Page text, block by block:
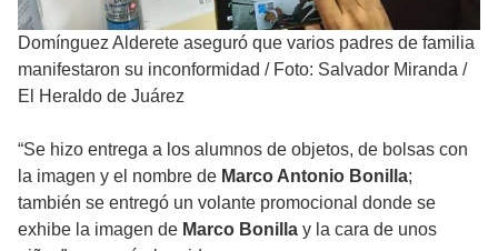
Domínguez Alderete aseguró que varios padres de familia
manifestaron su inconformidad / Foto: Salvador Miranda /
El Heraldo de Juárez
“Se hizo entrega a los alumnos de objetos, de bolsas con
la imagen y el nombre de Marco Antonio Bonilla;
también se entregó un volante promocional donde se
exhibe la imagen de Marco Bonilla y la cara de unos